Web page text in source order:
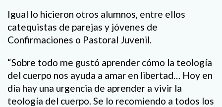
Igual lo hicieron otros alumnos, entre ellos
catequistas de parejas y jóvenes de
Confirmaciones o Pastoral Juvenil.
“Sobre todo me gustó aprender cómo la teología
del cuerpo nos ayuda a amar en libertad… Hoy en
día hay una urgencia de aprender a vivir la
teología del cuerpo. Se lo recomiendo a todos los